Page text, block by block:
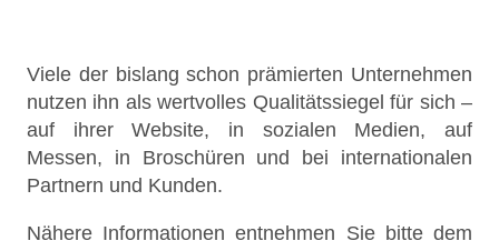
Viele der bislang schon prämierten Unternehmen
nutzen ihn als wertvolles Qualitätssiegel für sich –
auf ihrer Website, in sozialen Medien, auf
Messen, in Broschüren und bei internationalen
Partnern und Kunden.
Nähere Informationen entnehmen Sie bitte dem